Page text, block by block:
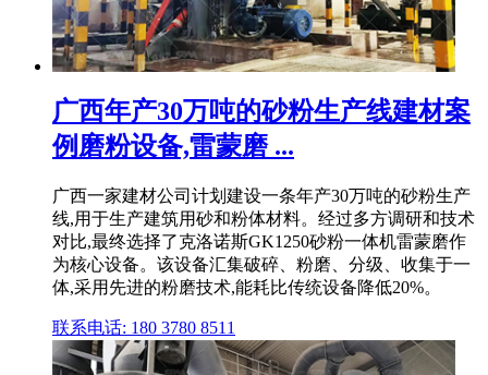
广西年产30万吨的砂粉生产线建材案
例磨粉设备,雷蒙磨 ...
广西一家建材公司计划建设一条年产30万吨的砂粉生产
线,用于生产建筑用砂和粉体材料。经过多方调研和技术
对比,最终选择了克洛诺斯GK1250砂粉一体机雷蒙磨作
为核心设备。该设备汇集破碎、粉磨、分级、收集于一
体,采用先进的粉磨技术,能耗比传统设备降低20%。
联系电话: 180 3780 8511